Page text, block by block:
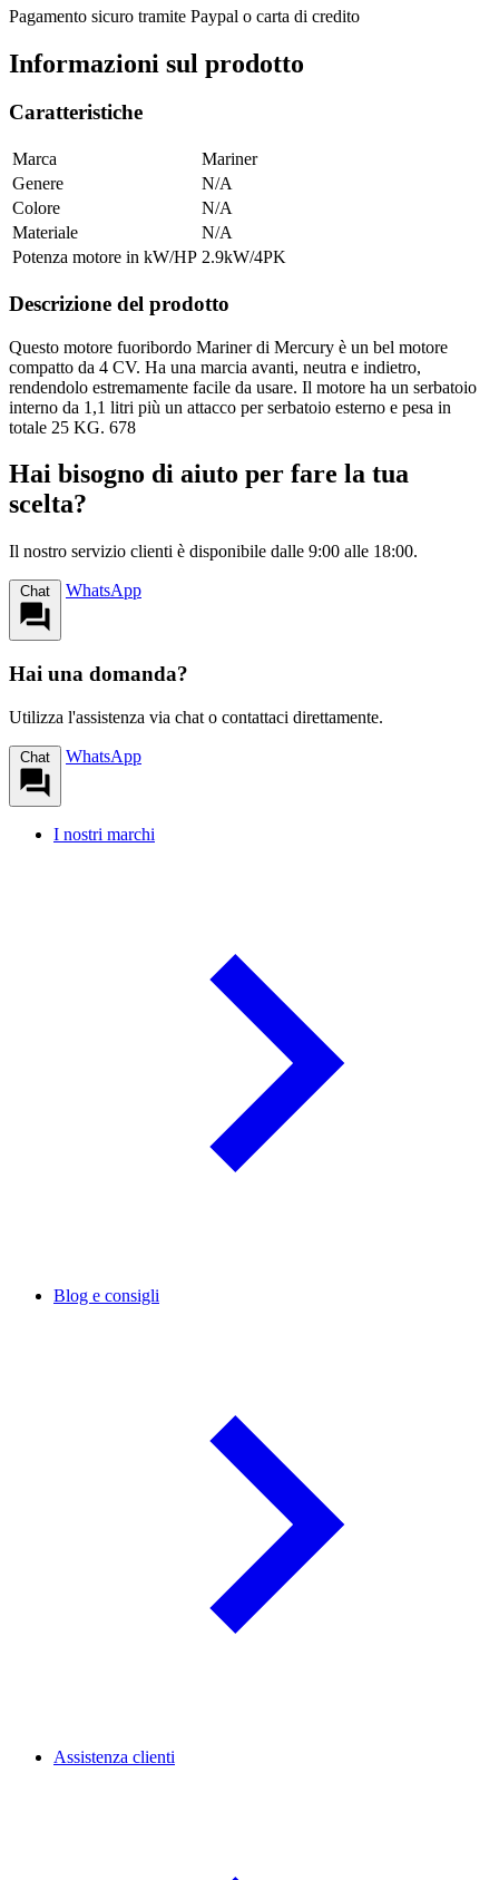
Pagamento sicuro tramite Paypal o carta di credito
Informazioni sul prodotto
Caratteristiche
Marca
Mariner
Genere
N/A
Colore
N/A
Materiale
N/A
Potenza motore in kW/HP 2.9kW/4PK
Descrizione del prodotto
Questo motore fuoribordo Mariner di Mercury è un bel motore
compatto da 4 CV. Ha una marcia avanti, neutra e indietro,
rendendolo estremamente facile da usare. Il motore ha un serbatoio
interno da 1,1 litri più un attacco per serbatoio esterno e pesa in
totale 25 KG. 678
Hai bisogno di aiuto per fare la tua
scelta?
Il nostro servizio clienti è disponibile dalle 9:00 alle 18:00.
Chat WhatsApp
Hai una domanda?
Utilizza l'assistenza via chat o contattaci direttamente.
Chat WhatsApp
I nostri marchi
Blog e consigli
Assistenza clienti